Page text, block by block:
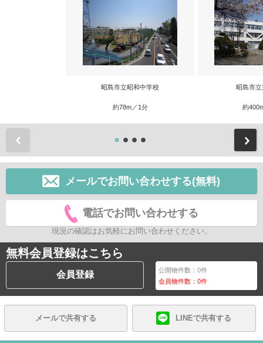
昭島市立昭和中学校
約78m／1分
昭島市
約
メールでお問い合わせする(無料)
電話でお問い合わせする
現況の確認はお気軽にお問い合わせください。
無料会員登録はこちら
会員登録 公開物件数：0件
会員物件数：0件
メールで共有する LINEで共有する